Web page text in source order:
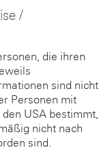
/
die ihren
sind nicht
Personen mit
USA bestimmt,
nicht nach
sind.